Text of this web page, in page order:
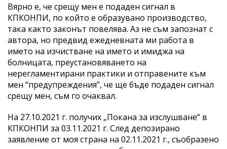
Вярно е, че срещу мен е подаден сигнал в
КПКОНПИ, по който е образувано производство,
така както законът повелява. Аз не съм запознат с
автора, но предвид ежедневната ми работа в
името на изчистване на името и имиджа на
болницата, преустановяването на
нерегламентирани практики и отправените към
мен “предупреждения”, че ще бъде подаден сигнал
срещу мен, съм го очаквал.
На 27.10.2021 г. получих „Покана за изслушване“ в
КПКОНПИ за 03.11.2021 г. След депозирано
заявление от моя страна на 02.11.2021 г., съобразено